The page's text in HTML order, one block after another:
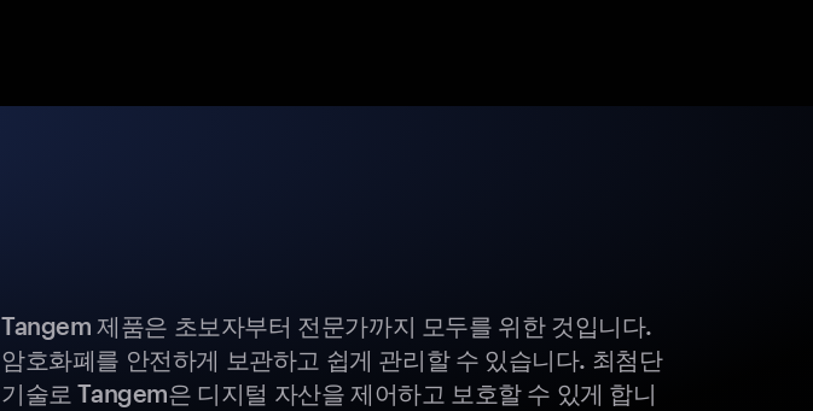
Tangem 제품은 초보자부터 전문가까지 모두를 위한 것입니다.
암호화폐를 안전하게 보관하고 쉽게 관리할 수 있습니다. 최첨단
기술로 Tangem은 디지털 자산을 제어하고 보호할 수 있게 합니